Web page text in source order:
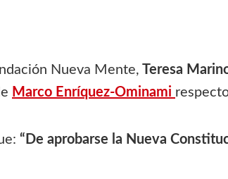
Nueva Mente, Teresa
Marco Enríquez-Ominami
“De aprobarse la Nueva